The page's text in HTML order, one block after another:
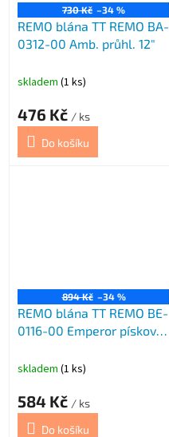
730 Kč –34 %
REMO blána TT REMO BA-
0312-00 Amb. průhl. 12"
skladem (1 ks)
476 Kč / ks
Do košíku
894 Kč –34 %
REMO blána TT REMO BE-
0116-00 Emperor písková
skladem (1 ks)
584 Kč / ks
Do košíku